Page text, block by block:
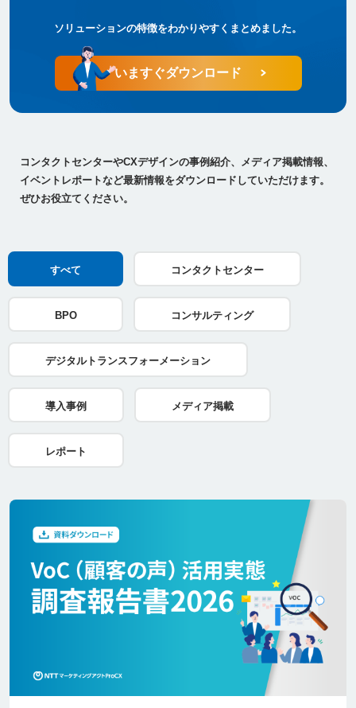
ソリューションの特徴をわかりやすくまとめました。
いますぐダウンロード
コンタクトセンターやCXデザインの事例紹介、メディア掲載情報、
イベントレポートなど最新情報をダウンロードしていただけます。
ぜひお役立てください。
すべて コンタクトセンター
BPO コンサルティング
デジタルトランスフォーメーション
導入事例 メディア掲載
レポート